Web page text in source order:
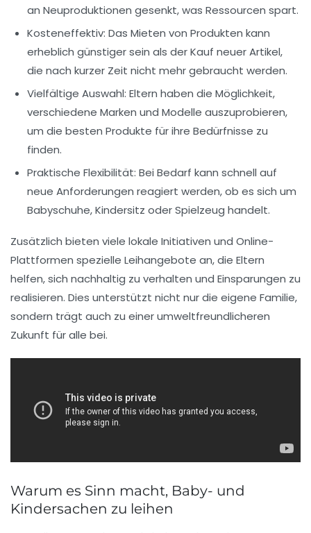
an Neuproduktionen gesenkt, was Ressourcen spart.
Kosteneffektiv: Das Mieten von Produkten kann
erheblich günstiger sein als der Kauf neuer Artikel,
die nach kurzer Zeit nicht mehr gebraucht werden.
Vielfältige Auswahl: Eltern haben die Möglichkeit,
verschiedene Marken und Modelle auszuprobieren,
um die besten Produkte für ihre Bedürfnisse zu
finden.
Praktische Flexibilität: Bei Bedarf kann schnell auf
neue Anforderungen reagiert werden, ob es sich um
Babyschuhe, Kindersitz oder Spielzeug handelt.
Zusätzlich bieten viele lokale Initiativen und Online-
Plattformen spezielle Leihangebote an, die Eltern
helfen, sich nachhaltig zu verhalten und Einsparungen zu
realisieren. Dies unterstützt nicht nur die eigene Familie,
sondern trägt auch zu einer umweltfreundlicheren
Zukunft für alle bei.
Warum es Sinn macht, Baby- und
Kindersachen zu leihen